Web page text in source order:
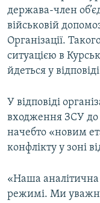
держава-член
військовій
Організації.
ситуацією в
йдеться у
У відповіді
входження ЗСУ до
начебто «новим
конфлікту у зоні
«Наша
режимі. Ми